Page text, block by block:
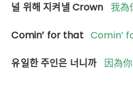
널 위해 지켜낼 Crown我為
Comin’ for thatComin’
유일한 주인은 너니까 因為